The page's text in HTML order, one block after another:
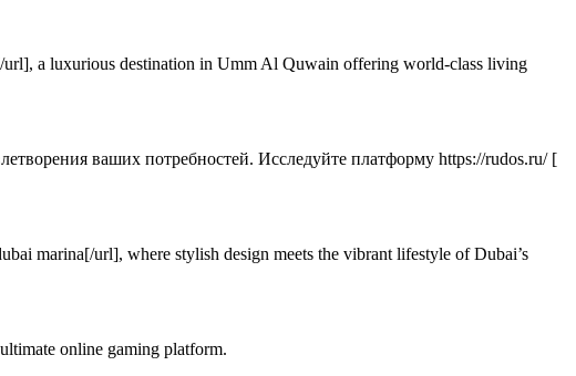
url], a luxurious destination in Umm Al Quwain offering world-class living
ваших потребностей. Исследуйте платформу https://rudos.ru/ [
marina[/url], where stylish design meets the vibrant lifestyle of Dubai’s
online gaming platform.